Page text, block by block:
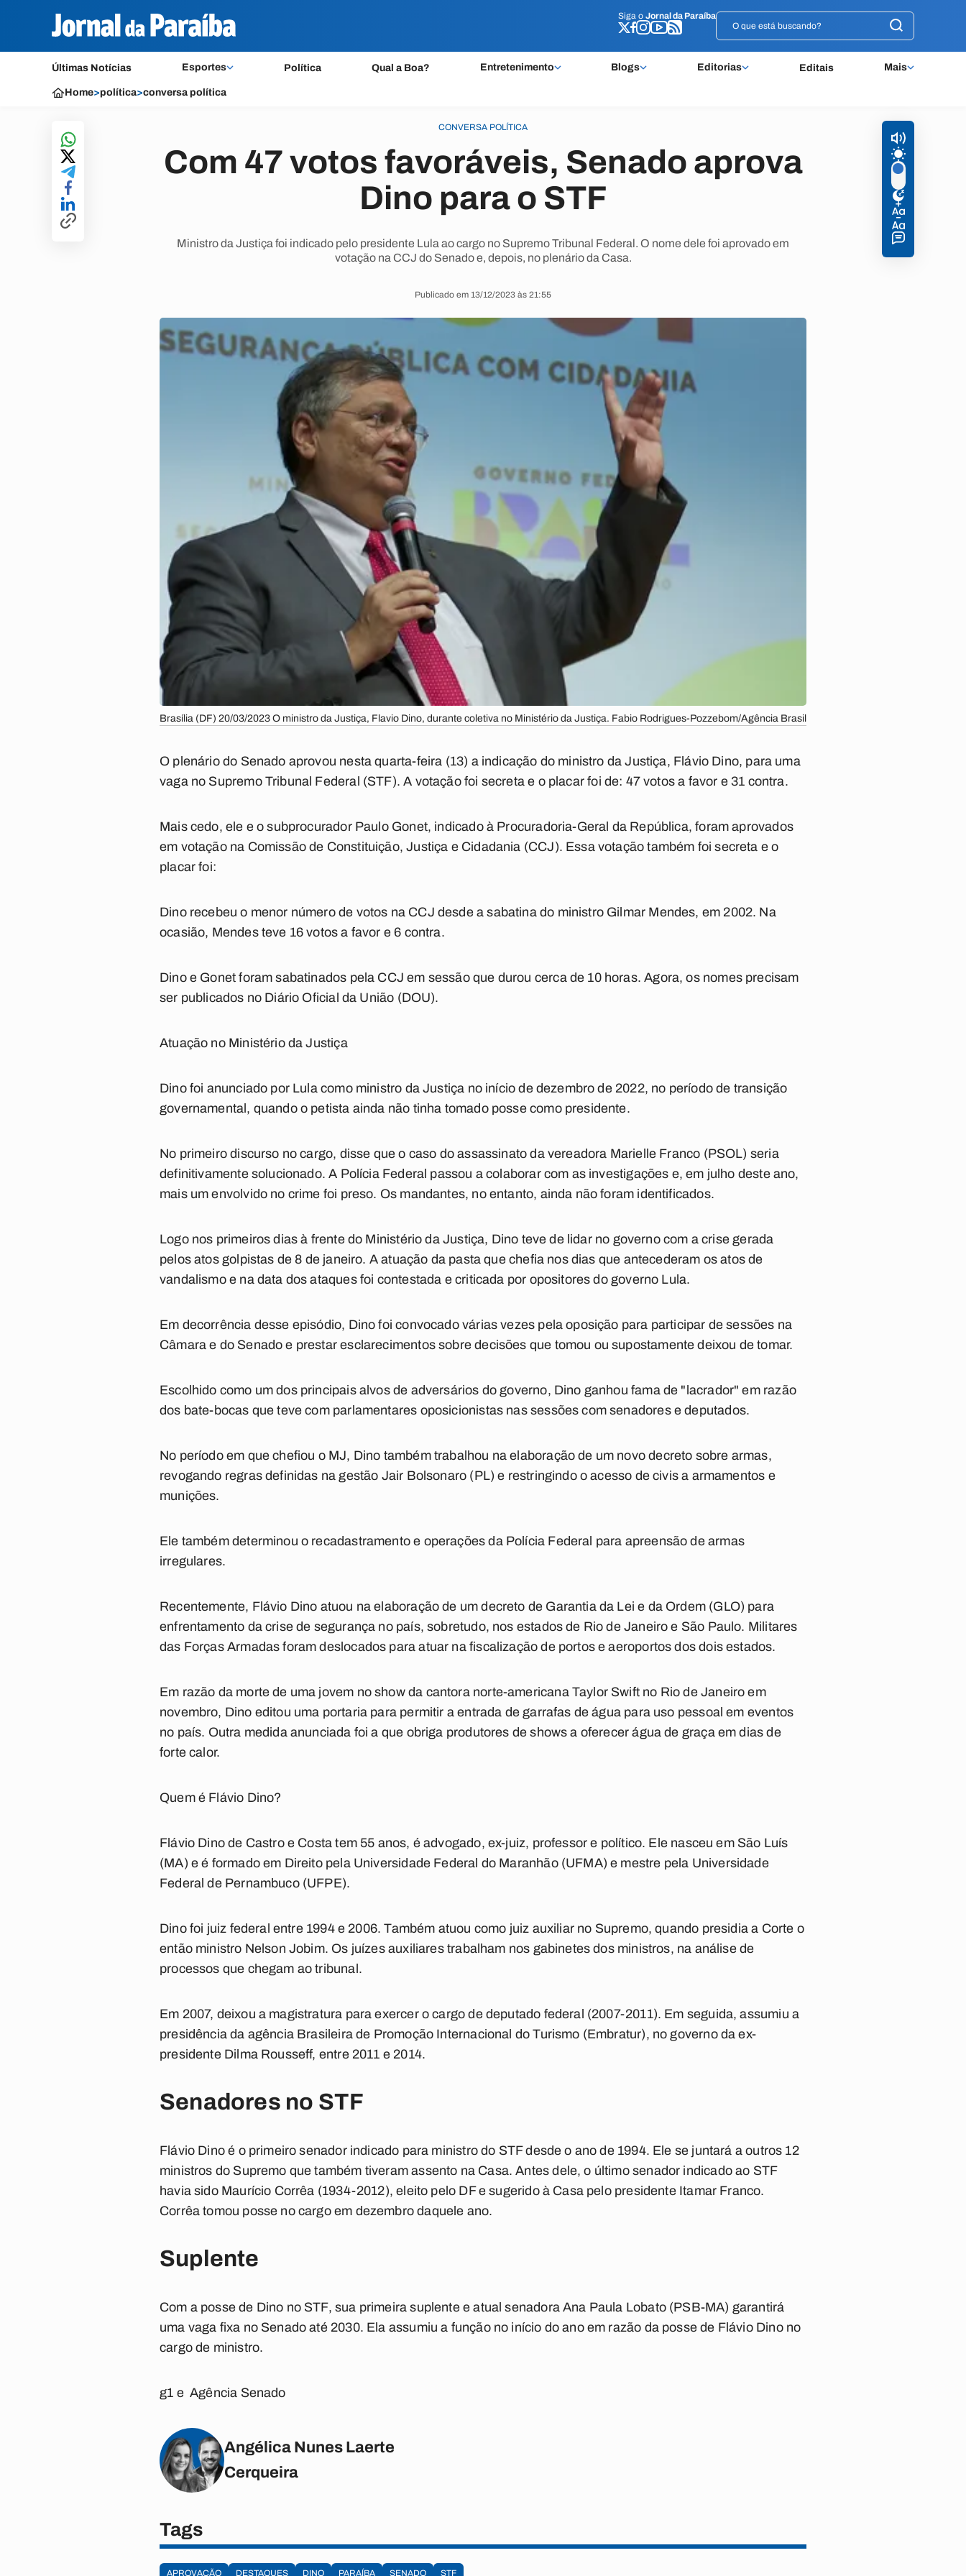
Siga o Jornal da Paraíba
Últimas Notícias Esportes Política Qual a Boa? Entretenimento Blogs Editorias Editais Mais
Siga o Jornal da Paraíba
Home>política>conversa política
CONVERSA POLÍTICA
Com 47 votos favoráveis, Senado aprova
Dino para o STF
Ministro da Justiça foi indicado pelo presidente Lula ao cargo no Supremo Tribunal Federal. O nome dele foi aprovado em
votação na CCJ do Senado e, depois, no plenário da Casa.
Publicado em 13/12/2023 às 21:55
Brasília (DF) 20/03/2023 O ministro da Justiça, Flavio Dino, durante coletiva no Ministério da Justiça. Fabio Rodrigues-Pozzebom/Agência Brasil
O plenário do Senado aprovou nesta quarta-feira (13) a indicação do ministro da Justiça, Flávio Dino, para uma
vaga no Supremo Tribunal Federal (STF). A votação foi secreta e o placar foi de: 47 votos a favor e 31 contra.
Mais cedo, ele e o subprocurador Paulo Gonet, indicado à Procuradoria-Geral da República, foram aprovados
em votação na Comissão de Constituição, Justiça e Cidadania (CCJ). Essa votação também foi secreta e o
placar foi:
Dino recebeu o menor número de votos na CCJ desde a sabatina do ministro Gilmar Mendes, em 2002. Na
ocasião, Mendes teve 16 votos a favor e 6 contra.
Dino e Gonet foram sabatinados pela CCJ em sessão que durou cerca de 10 horas. Agora, os nomes precisam
ser publicados no Diário Oficial da União (DOU).
Atuação no Ministério da Justiça
Dino foi anunciado por Lula como ministro da Justiça no início de dezembro de 2022, no período de transição
governamental, quando o petista ainda não tinha tomado posse como presidente.
No primeiro discurso no cargo, disse que o caso do assassinato da vereadora Marielle Franco (PSOL) seria
definitivamente solucionado. A Polícia Federal passou a colaborar com as investigações e, em julho deste ano,
mais um envolvido no crime foi preso. Os mandantes, no entanto, ainda não foram identificados.
Logo nos primeiros dias à frente do Ministério da Justiça, Dino teve de lidar no governo com a crise gerada
pelos atos golpistas de 8 de janeiro. A atuação da pasta que chefia nos dias que antecederam os atos de
vandalismo e na data dos ataques foi contestada e criticada por opositores do governo Lula.
Em decorrência desse episódio, Dino foi convocado várias vezes pela oposição para participar de sessões na
Câmara e do Senado e prestar esclarecimentos sobre decisões que tomou ou supostamente deixou de tomar.
Escolhido como um dos principais alvos de adversários do governo, Dino ganhou fama de "lacrador" em razão
dos bate-bocas que teve com parlamentares oposicionistas nas sessões com senadores e deputados.
No período em que chefiou o MJ, Dino também trabalhou na elaboração de um novo decreto sobre armas,
revogando regras definidas na gestão Jair Bolsonaro (PL) e restringindo o acesso de civis a armamentos e
munições.
Ele também determinou o recadastramento e operações da Polícia Federal para apreensão de armas
irregulares.
Recentemente, Flávio Dino atuou na elaboração de um decreto de Garantia da Lei e da Ordem (GLO) para
enfrentamento da crise de segurança no país, sobretudo, nos estados de Rio de Janeiro e São Paulo. Militares
das Forças Armadas foram deslocados para atuar na fiscalização de portos e aeroportos dos dois estados.
Em razão da morte de uma jovem no show da cantora norte-americana Taylor Swift no Rio de Janeiro em
novembro, Dino editou uma portaria para permitir a entrada de garrafas de água para uso pessoal em eventos
no país. Outra medida anunciada foi a que obriga produtores de shows a oferecer água de graça em dias de
forte calor.
Quem é Flávio Dino?
Flávio Dino de Castro e Costa tem 55 anos, é advogado, ex-juiz, professor e político. Ele nasceu em São Luís
(MA) e é formado em Direito pela Universidade Federal do Maranhão (UFMA) e mestre pela Universidade
Federal de Pernambuco (UFPE).
Dino foi juiz federal entre 1994 e 2006. Também atuou como juiz auxiliar no Supremo, quando presidia a Corte o
então ministro Nelson Jobim. Os juízes auxiliares trabalham nos gabinetes dos ministros, na análise de
processos que chegam ao tribunal.
Em 2007, deixou a magistratura para exercer o cargo de deputado federal (2007-2011). Em seguida, assumiu a
presidência da agência Brasileira de Promoção Internacional do Turismo (Embratur), no governo da ex-
presidente Dilma Rousseff, entre 2011 e 2014.
Senadores no STF
Flávio Dino é o primeiro senador indicado para ministro do STF desde o ano de 1994. Ele se juntará a outros 12
ministros do Supremo que também tiveram assento na Casa. Antes dele, o último senador indicado ao STF
havia sido Maurício Corrêa (1934-2012), eleito pelo DF e sugerido à Casa pelo presidente Itamar Franco.
Corrêa tomou posse no cargo em dezembro daquele ano.
Suplente
Com a posse de Dino no STF, sua primeira suplente e atual senadora Ana Paula Lobato (PSB-MA) garantirá
uma vaga fixa no Senado até 2030. Ela assumiu a função no início do ano em razão da posse de Flávio Dino no
cargo de ministro.
g1 e Agência Senado
Angélica Nunes Laerte
Cerqueira
Tags
APROVAÇÃO DESTAQUES DINO PARAÍBA SENADO STF